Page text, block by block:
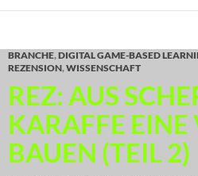
BRANCHE,DIGITAL GAME-BASED
REZENSION,WISSENSCHAFT
REZ: AUS
KARAFFE EINE
BAUEN (TEIL 2)